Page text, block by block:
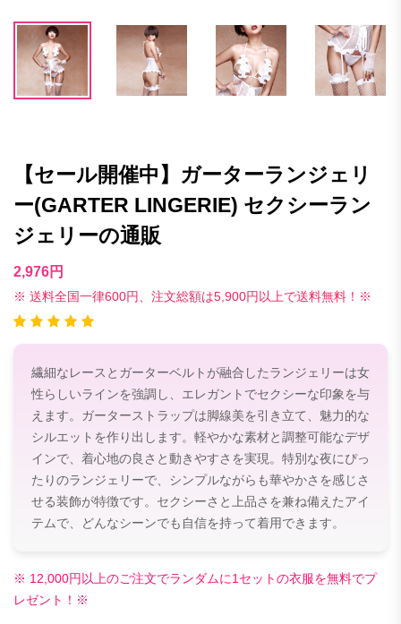
【セール開催中】ガーターランジェリ
ー(GARTER LINGERIE) セクシーラン
ジェリーの通販
2,976円
※ 送料全国一律600円、注文総額は5,900円以上で送料無料！※
繊細なレースとガーターベルトが融合したランジェリーは女
性らしいラインを強調し、エレガントでセクシーな印象を与
えます。ガーターストラップは脚線美を引き立て、魅力的な
シルエットを作り出します。軽やかな素材と調整可能なデザ
インで、着心地の良さと動きやすさを実現。特別な夜にぴっ
たりのランジェリーで、シンプルながらも華やかさを感じさ
せる装飾が特徴です。セクシーさと上品さを兼ね備えたアイ
テムで、どんなシーンでも自信を持って着用できます。
※ 12,000円以上のご注文でランダムに1セットの衣服を無料でプ
レゼント！※